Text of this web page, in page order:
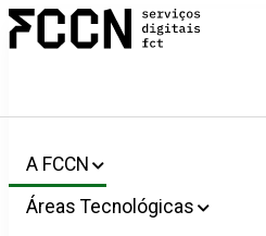
Salta
para
A FCCN
Áreas Tecnológicas